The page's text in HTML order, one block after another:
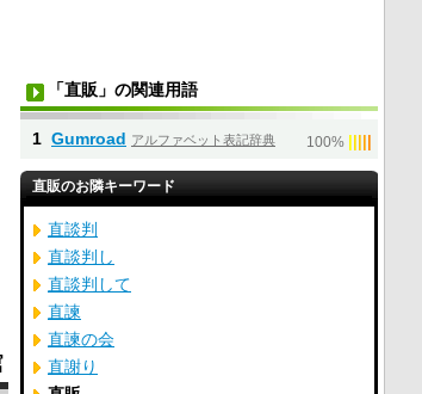
「直販」の関連用語
1 Gumroad アルファベット表記辞典 100%
直販のお隣キーワード
直談判
直談判し
直談判して
直諫
直諫の会
直謝り